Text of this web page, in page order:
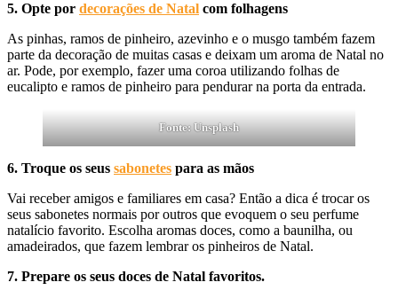
5. Opte por decorações de Natal com folhagens
As pinhas, ramos de pinheiro, azevinho e o musgo também fazem
parte da decoração de muitas casas e deixam um aroma de Natal no
ar. Pode, por exemplo, fazer uma coroa utilizando folhas de
eucalipto e ramos de pinheiro para pendurar na porta da entrada.
Fonte: Unsplash
6. Troque os seus sabonetes para as mãos
Vai receber amigos e familiares em casa? Então a dica é trocar os
seus sabonetes normais por outros que evoquem o seu perfume
natalício favorito. Escolha aromas doces, como a baunilha, ou
amadeirados, que fazem lembrar os pinheiros de Natal.
7. Prepare os seus doces de Natal favoritos.